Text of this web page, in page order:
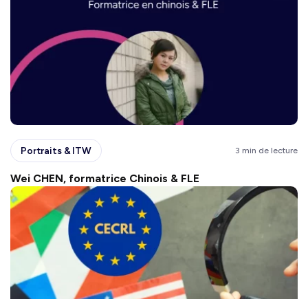
Portraits & ITW 3 min de lecture
Wei CHEN, formatrice Chinois & FLE